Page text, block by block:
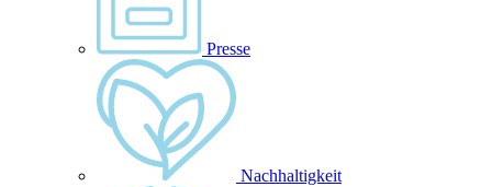
Presse
Nachhaltigkeit